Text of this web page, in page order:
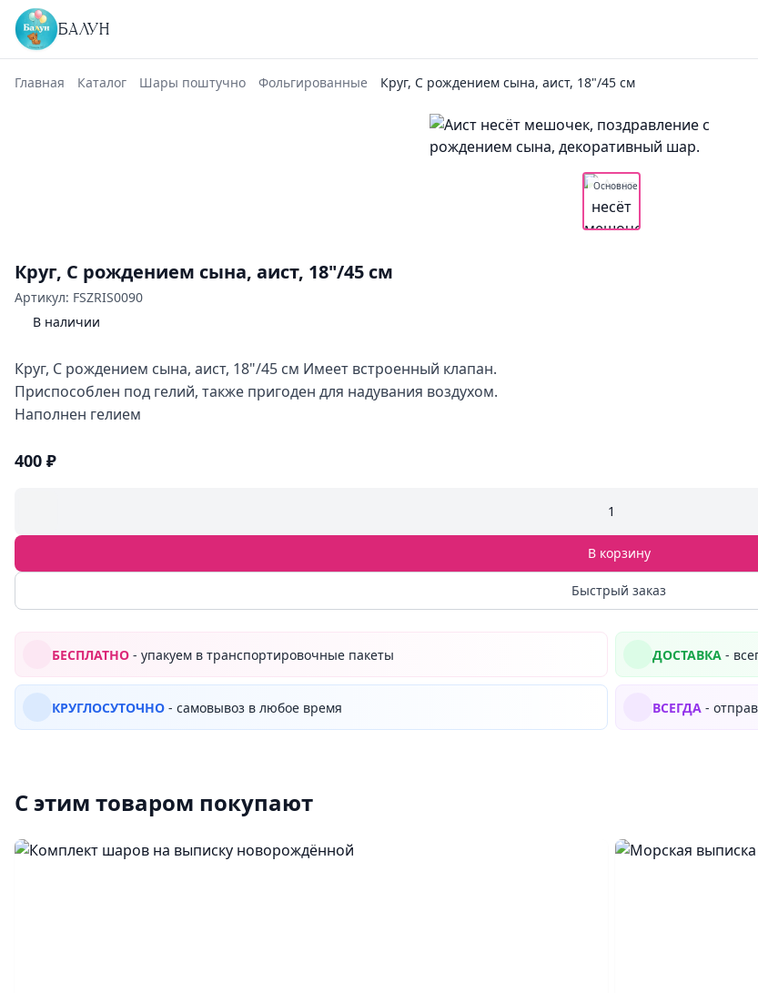
БАЛУН
Главная Каталог Шары поштучно Фольгированные Круг, С рождением сына, аист, 18"/45 см
Основное
Круг, С рождением сына, аист, 18"/45 см
Артикул: FSZRIS0090
В наличии
Круг, С рождением сына, аист, 18"/45 см Имеет встроенный клапан.
Приспособлен под гелий, также пригоден для надувания воздухом.
Наполнен гелием
400 ₽
1
В корзину
Быстрый заказ
БЕСПЛАТНО - упакуем в транспортировочные пакеты ДОСТАВКА -
КРУГЛОСУТОЧНО - самовывоз в любое время ВСЕГДА -
С этим товаром покупают